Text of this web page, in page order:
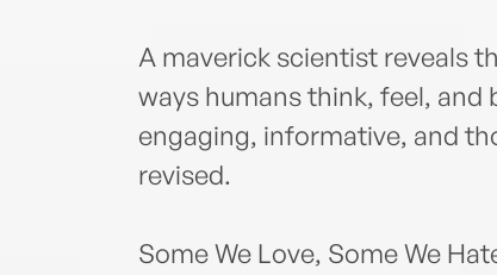
A maverick scientist reveals
ways humans think, feel, and
engaging, informative, and
revised.
Some We Love, Some We